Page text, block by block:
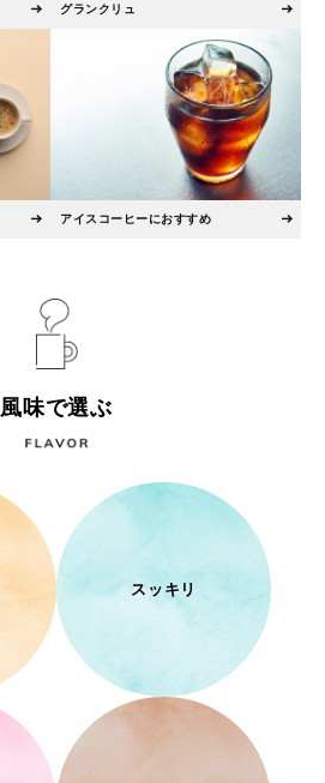
グランクリュ
アイスコーヒーにおすすめ
風味で選ぶ
スッキリ